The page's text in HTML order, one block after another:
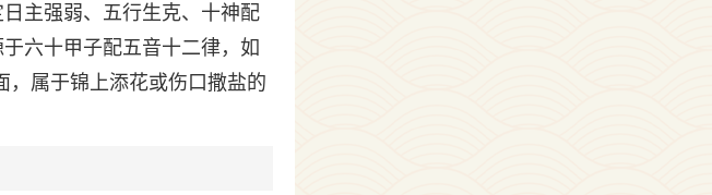
主强弱、五行生克、十神配
六十甲子配五音十二律，如
，属于锦上添花或伤口撒盐的